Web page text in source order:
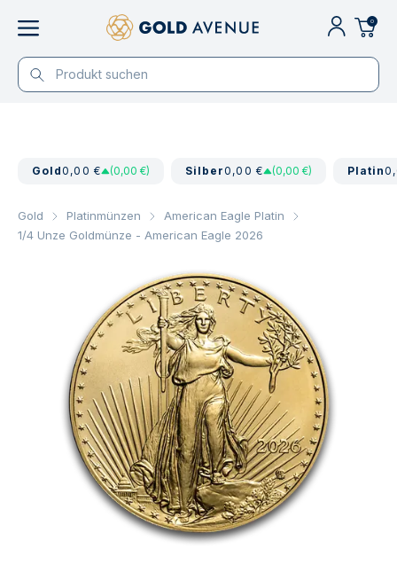
0
Gold0,00 € (0,00 €) Silber0,00 € (0,00 €) Platin
Gold Platinmünzen
American Eagle Platin
1/4 Unze Goldmünze - American Eagle 2026